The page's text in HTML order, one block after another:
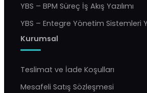
YBS – BPM Süreç İş Akış Yazılımı
YBS – Entegre Yönetim Sistemleri
Kurumsal
Teslimat ve İade Koşulları
Mesafeli Satış Sözleşmesi